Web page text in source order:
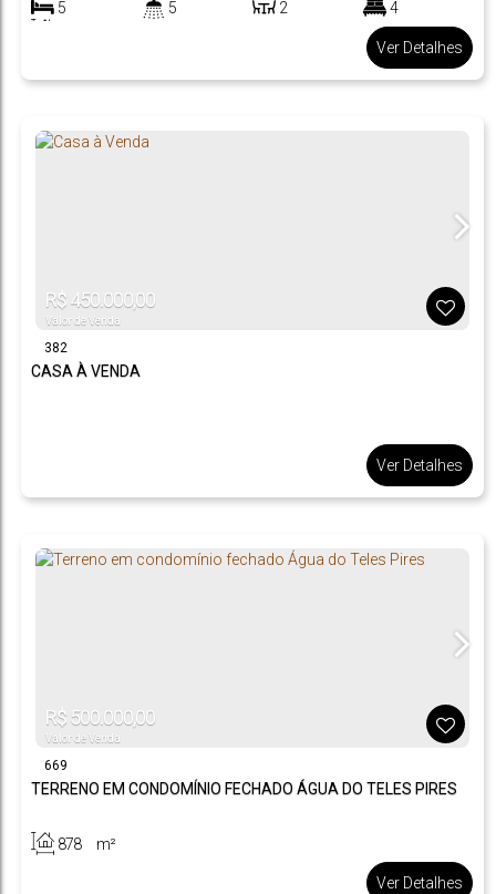
5 5 2
4
Ver Detalhes
382
R$450.000,00
Valor de Venda
CASA À VENDA
Ver Detalhes
669
R$ 500.000,00
Valor de Venda
TERRENO EM CONDOMÍNIO FECHADO ÁGUA DO TELES PIRES
878.97 m²
Ver Detalhes